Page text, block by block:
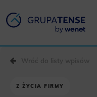
Z ŻYCIA FIRMY